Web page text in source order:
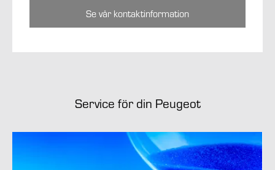
Se vår kontaktinformation
Service för din Peugeot